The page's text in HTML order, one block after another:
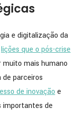
e digitalização da
lições que o pós-crise
mais humano
parceiros
de inovaçãoe
importantes de